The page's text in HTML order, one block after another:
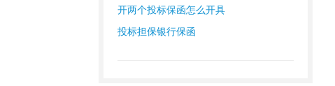
开两个投标保函怎么开具
投标担保银行保函